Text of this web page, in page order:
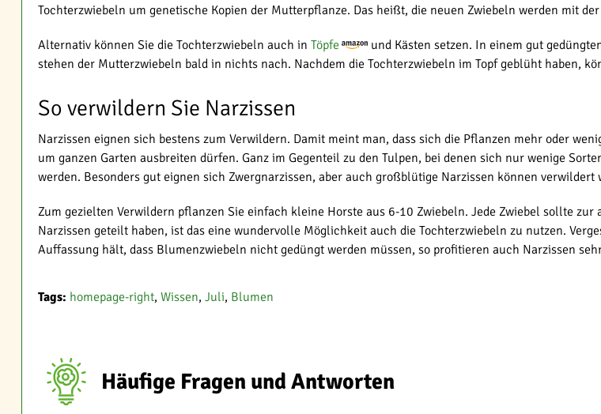
Tochterzwiebeln um genetische Kopien der Mutterpflanze. Das heißt, die neuen Zwiebeln werden mit
Alternativ können Sie die Tochterzwiebeln auch in Töpfe und Kästen setzen. In einem gut
stehen der Mutterzwiebeln bald in nichts nach. Nachdem die Tochterzwiebeln im Topf geblüht haben,
So verwildern Sie Narzissen
Narzissen eignen sich bestens zum Verwildern. Damit meint man, dass sich die Pflanzen mehr oder
um ganzen Garten ausbreiten dürfen. Ganz im Gegenteil zu den Tulpen, bei denen sich nur wenige
werden. Besonders gut eignen sich Zwergnarzissen, aber auch großblütige Narzissen können
Zum gezielten Verwildern pflanzen Sie einfach kleine Horste aus 6-10 Zwiebeln. Jede Zwiebel sollte
Narzissen geteilt haben, ist das eine wundervolle Möglichkeit auch die Tochterzwiebeln zu nutzen.
Auffassung hält, dass Blumenzwiebeln nicht gedüngt werden müssen, so profitieren auch Narzissen
Tags: homepage-right, Wissen, Juli, Blumen
Häufige Fragen und Antworten